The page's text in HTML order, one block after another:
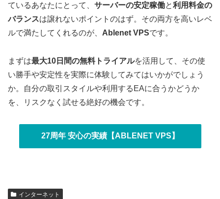
ているあなたにとって、 サーバーの安定稼働と利用料金の
バランスは譲れないポイントのはず。その両方を高いレベ
ルで満たしてくれるのが、 Ablenet VPSです。
まずは最大10日間の無料トライアルを活用して、その使
い勝手や安定性を実際に体験してみてはいかがでしょう
か。自分の取引スタイルや利用するEAに合うかどうか
を、リスクなく試せる絶好の機会です。
27周年 安心の実績【ABLENET VPS】
インターネット